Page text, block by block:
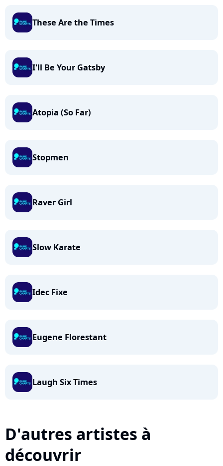
These Are the Times
I'll Be Your Gatsby
Atopia (So Far)
Stopmen
Raver Girl
Slow Karate
Idec Fixe
Eugene Florestant
Laugh Six Times
D'autres artistes à
découvrir